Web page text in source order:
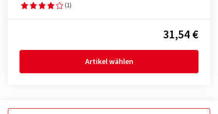
(1)
31,54 €
Artikel wählen